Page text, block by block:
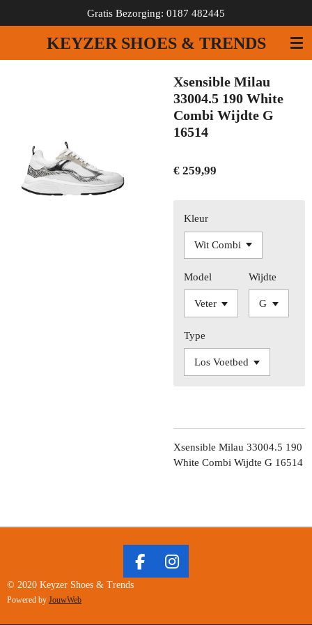
direct
de
KEYZER SHOES & TRENDS
Gratis Bezorging: 0187 482445
Xsensible Milau
33004.5 190 White
Combi Wijdte G
16514
€ 259,99
Kleur
Model Wijdte
Type
Xsensible Milau 33004.5 190
White Combi Wijdte G 16514
F
I
© 2020 Keyzer Shoes & Trends
Powered by JouwWeb